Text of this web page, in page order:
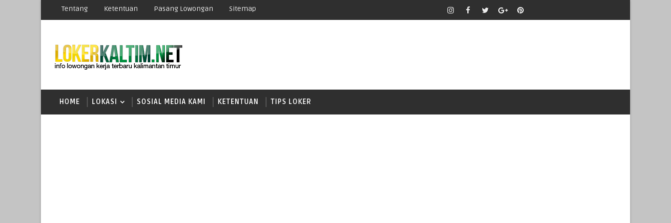
Tentang Ketentuan Pasang Lowongan Sitemap
HOME LOKASI SOSIAL MEDIA KAMI KETENTUAN TIPS LOKER